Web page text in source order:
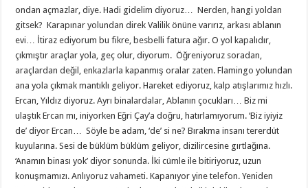
ondan açmazlar, diye. Hadi gidelim diyoruz… Nerden, hangi yoldan
gitsek? Karapınar yolundan direk Valilik önüne varırız, arkası ablanın
evi… İtiraz ediyorum bu fikre, besbelli fatura ağır. O yol kapalıdır,
çıkmıştır araçlar yola, geç olur, diyorum. Öğreniyoruz soradan,
araçlardan değil, enkazlarla kapanmış oralar zaten. Flamingo yolundan
ana yola çıkmak mantıklı geliyor. Hareket ediyoruz, kalp atışlarımız hızlı.
Ercan, Yıldız diyoruz. Ayrı binalardalar, Ablanın çocukları… Biz mi
ulaştık Ercan mı, iniyorken Eğri Çay’a doğru, hatırlamıyorum. ‘Biz iyiyiz
de’ diyor Ercan… Söyle be adam, ‘de’ si ne? Bırakma insanı tererdüt
kuyularına. Sesi de büklüm büklüm geliyor, dizilircesine gırtlağına.
‘Anamın binası yok’ diyor sonunda. İki cümle ile bitiriyoruz, uzun
konuşmamızı. Anlıyoruz vahameti. Kapanıyor yine telefon. Yeniden